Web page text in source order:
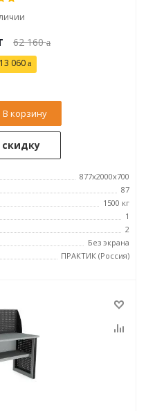
62 160
13 060
В корзину
877х2000х700
87
1500 кг
1
2
Без экрана
ПРАКТИК (Россия)